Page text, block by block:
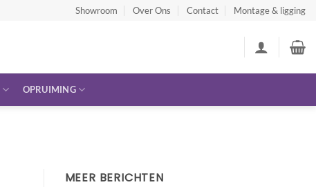
Showroom Over Ons Contact Montage & ligging
OPRUIMING
MEER BERICHTEN